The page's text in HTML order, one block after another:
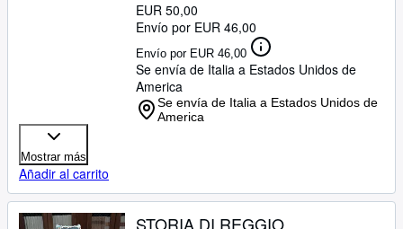
EUR 50,00
Envío por EUR 46,00
Envío por EUR 46,00
Se envía de Italia a Estados Unidos de
America
Se envía de Italia a Estados Unidos de
America
Mostrar más
Añadir al carrito
STORIA DI REGGIO